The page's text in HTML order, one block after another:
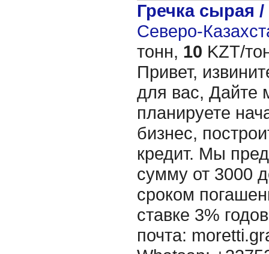
Гречка сырая /
Северо-
тонн, 10 KZT/
Привет,
для вас, Дайте
планируете
бизнес,
кредит. Мы
сумму от 3000
сроком
ставке 3%
почта: